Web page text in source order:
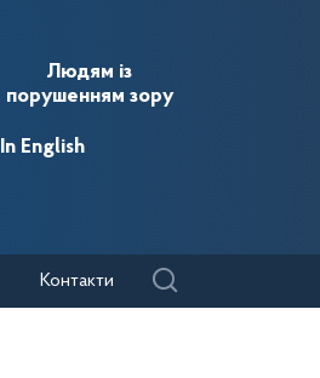
Людям із
порушенням зору
In English
Контакти